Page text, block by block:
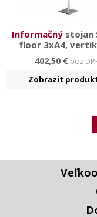
Informačnýstojan
floor 3xA4,
402,50 €bez
Zobrazit